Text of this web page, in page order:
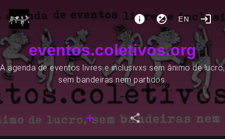
EN
eventos.coletivos.org
A agenda de eventos livres e inclusivxs sem ânimo de lucro,
sem bandeiras nem partidos.